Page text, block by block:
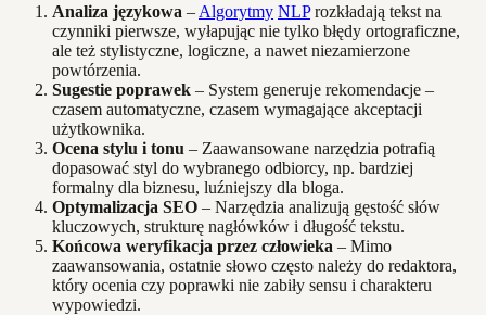
Analiza językowa – Algorytmy NLProzkładają tekst na
czynniki pierwsze, wyłapując nie tylko błędy ortograficzne,
ale też stylistyczne, logiczne, a nawet niezamierzone
powtórzenia.
Sugestie poprawek – System generuje rekomendacje –
czasem automatyczne, czasem wymagające akceptacji
użytkownika.
Ocena stylu i tonu – Zaawansowane narzędzia potrafią
dopasować styl do wybranego odbiorcy, np. bardziej
formalny dla biznesu, luźniejszy dla bloga.
Optymalizacja SEO – Narzędzia analizują gęstość słów
kluczowych, strukturę nagłówków i długość tekstu.
Końcowa weryfikacja przez człowieka – Mimo
zaawansowania, ostatnie słowo często należy do redaktora,
który ocenia czy poprawki nie zabiły sensu i charakteru
wypowiedzi.